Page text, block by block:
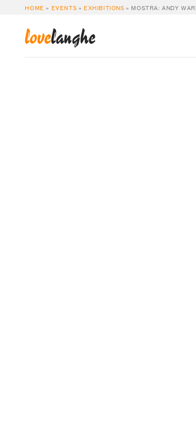
HOME » EVENTS » EXHIBITIONS » MOSTRA: ANDY
lovelanghe